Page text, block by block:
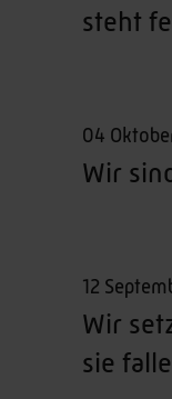
steht
04
Wir
12
Wir
sie